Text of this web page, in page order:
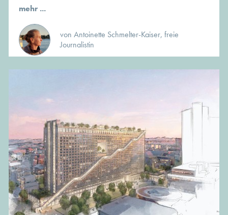
mehr ...
von Antoinette Schmelter-Kaiser, freie
Journalistin